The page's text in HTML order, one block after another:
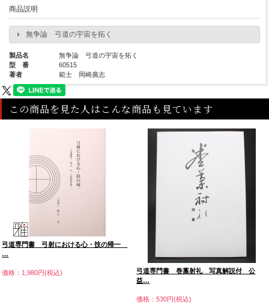
商品説明
無争論 弓道の宇宙を拓く
製品名
無争論 弓道の宇宙を拓く
型 番
60515
著者
範士 岡崎廣志
この商品を見た人はこんな商品も見ています
弓道専門書 弓射における心・技の帰一
…
価格：1,980円(税込)
弓道専門書 巻藁射礼 写真解説付 公
益…
価格：530円(税込)